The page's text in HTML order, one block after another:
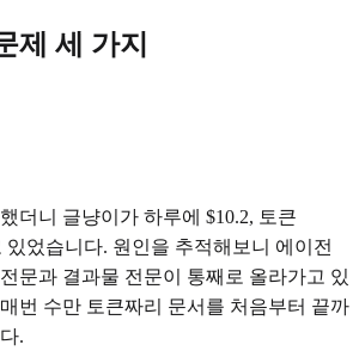
제 세 가지
더니 글냥이가 하루에 $10.2, 토큰
있었습니다. 원인을 추적해보니 에이전
문과 결과물 전문이 통째로 올라가고 있
번 수만 토큰짜리 문서를 처음부터 끝까
.